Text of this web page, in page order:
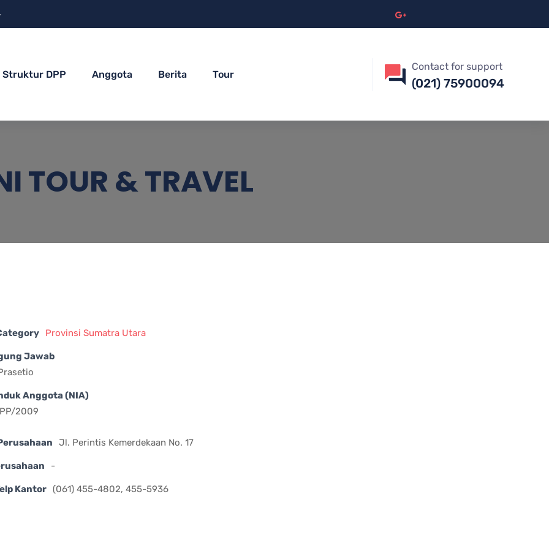
Struktur DPP Anggota Berita Tour
Contact for support
(021) 75900094
TOUR & TRAVEL
Provinsi Sumatra Utara
Jawab
Anggota (NIA)
2009
Jl. Perintis Kemerdekaan No. 17
-
Kantor (061) 455-4802, 455-5936